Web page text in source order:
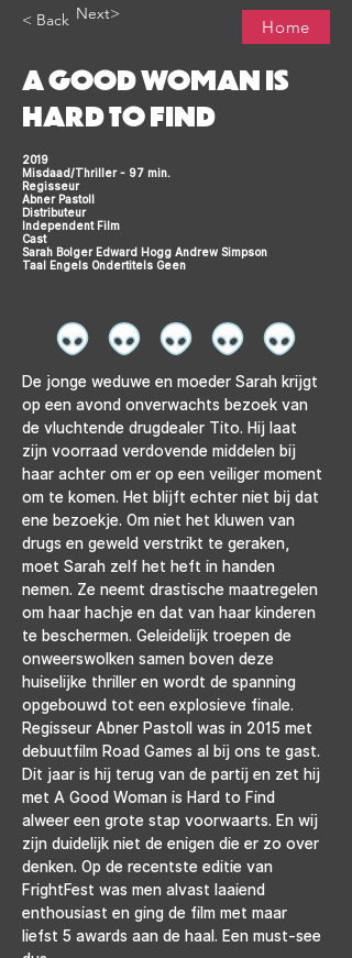
< Back Next>
Home
A GOOD WOMAN IS
HARD TO FIND
2019
Misdaad/Thriller - 97 min.
Regisseur
Abner Pastoll
Distributeur
Independent Film
Cast
Sarah Bolger Edward Hogg Andrew Simpson
Taal Engels Ondertitels Geen
De jonge weduwe en moeder Sarah krijgt
op een avond onverwachts bezoek van
de vluchtende drugdealer Tito. Hij laat
zijn voorraad verdovende middelen bij
haar achter om er op een veiliger moment
om te komen. Het blijft echter niet bij dat
ene bezoekje. Om niet het kluwen van
drugs en geweld verstrikt te geraken,
moet Sarah zelf het heft in handen
nemen. Ze neemt drastische maatregelen
om haar hachje en dat van haar kinderen
te beschermen. Geleidelijk troepen de
onweerswolken samen boven deze
huiselijke thriller en wordt de spanning
opgebouwd tot een explosieve finale.
Regisseur Abner Pastoll was in 2015 met
debuutfilm Road Games al bij ons te gast.
Dit jaar is hij terug van de partij en zet hij
met A Good Woman is Hard to Find
alweer een grote stap voorwaarts. En wij
zijn duidelijk niet de enigen die er zo over
denken. Op de recentste editie van
FrightFest was men alvast laaiend
enthousiast en ging de film met maar
liefst 5 awards aan de haal. Een must-see